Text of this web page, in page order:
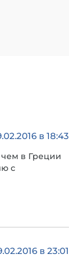
в 18:43
чем в Греции
с
в 23:01